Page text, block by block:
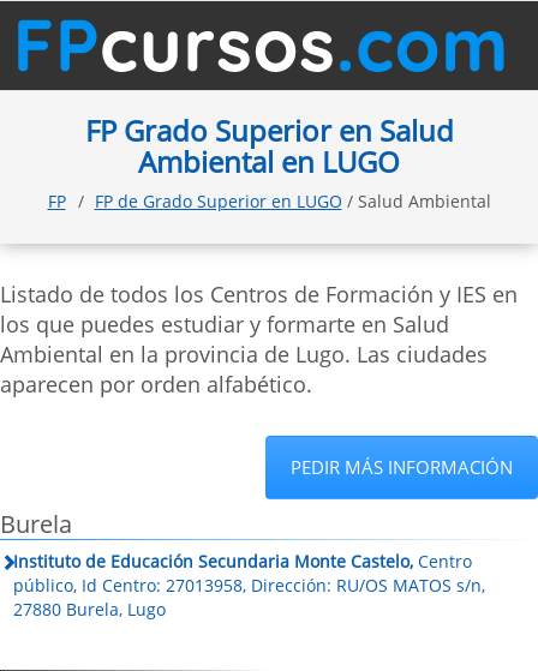
FP Grado Superior en Salud
Ambiental en LUGO
FP FP de Grado Superior en LUGO / Salud Ambiental
Listado de todos los Centros de Formación y IES en
los que puedes estudiar y formarte en Salud
Ambiental en la provincia de Lugo. Las ciudades
aparecen por orden alfabético.
PEDIR MÁS INFORMACIÓN
Burela
Instituto de Educación Secundaria Monte Castelo, Centro
público, Id Centro: 27013958, Dirección: RU/OS MATOS s/n,
27880 Burela, Lugo